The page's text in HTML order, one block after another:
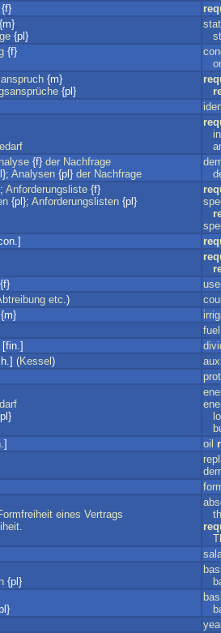
{f}
{m}
{pl}
{f}
{m}
{pl}
{f} der Nachfrage
Analysen {pl} der Nachfrage
Anforderungsliste {f}
{pl}; Anforderungslisten {pl}
{f}
etc.)
{m}
fuel
[fin.]
(Kessel )
oil
eines Vertrags
.
{pl}